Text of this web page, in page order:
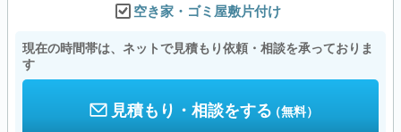
空き家・ゴミ屋敷片付け
現在の時間帯は、ネットで見積もり依頼・相談を承っておりま
す
見積もり・相談をする（無料）